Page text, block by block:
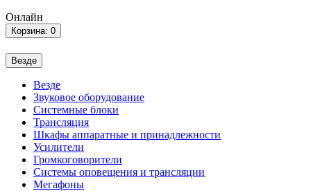
Онлайн
Корзина: 0
Везде
Везде
Звуковое оборудование
Системные блоки
Трансляция
Шкафы аппаратные и принадлежности
Усилители
Громкоговорители
Системы оповещения и трансляции
Мегафоны